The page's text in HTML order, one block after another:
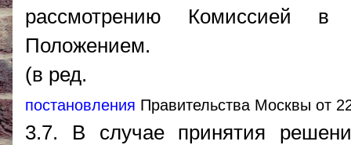
рассмотрению Комиссией в
Положением.
(в ред.
постановления Правительства Москвы от
3.7. В случае принятия